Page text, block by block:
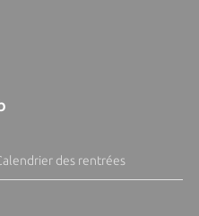
des rentrées